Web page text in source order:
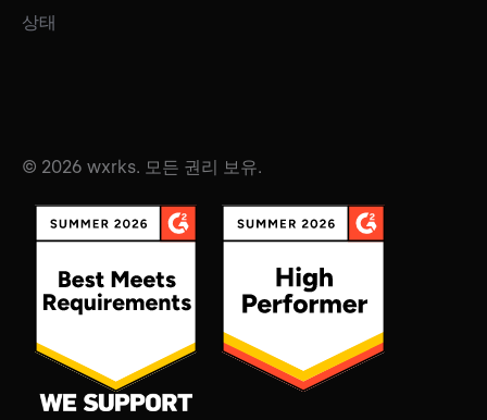
상태
© 2026 wxrks. 모든 권리 보유.